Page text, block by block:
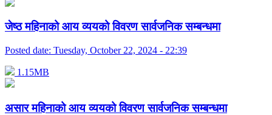
जेष्ठ महिनाको आय व्ययको विवरण सार्वजनिक सम्बन्धमा
Posted date: Tuesday, October 22, 2024 - 22:39
1.15MB
असार महिनाको आय व्ययको विवरण सार्वजनिक सम्बन्धमा